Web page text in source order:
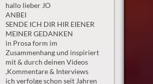
hallo lieber JO
ANBEI
SENDE ICH DIR HIR EIENER
MEINER GEDANKEN
in Prosa form im
Zusammenhang und inspiriert
mit & durch deinen Videos
,Kommentare & Interviews
ich verfolge schon seit Jahren